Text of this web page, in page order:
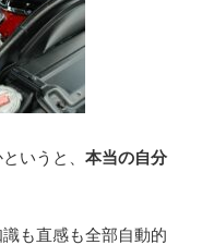
いうと、 本当の自分
も直感も全部自動的